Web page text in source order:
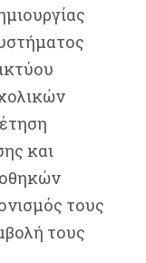
και
τους
τους